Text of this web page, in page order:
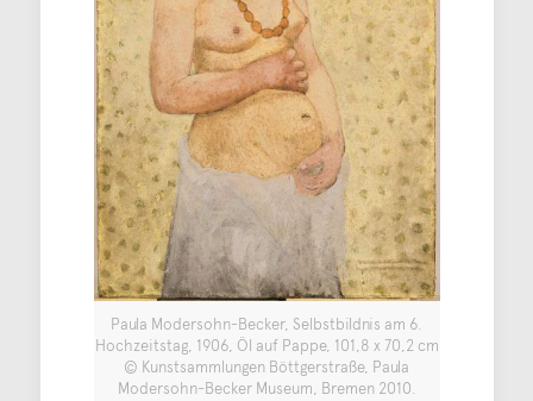
Paula Modersohn-Becker, Selbstbildnis am 6.
Hochzeitstag, 1906, Öl auf Pappe, 101,8 x 70,2 cm
© Kunstsammlungen Böttgerstraße, Paula
Modersohn-Becker Museum, Bremen 2010.